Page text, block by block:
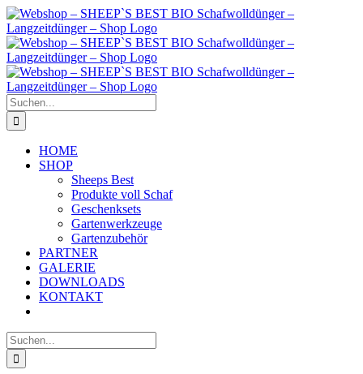
Zum
Inhalt
springen
Suche
nach:
HOME
SHOP
Sheeps Best
Produkte voll Schaf
Geschenksets
Gartenwerkzeuge
Gartenzubehör
PARTNER
GALERIE
DOWNLOADS
KONTAKT
Suche
nach: